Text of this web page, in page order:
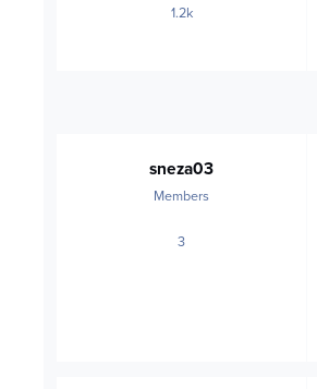
1.2kposts
sneza03
Members
3posts